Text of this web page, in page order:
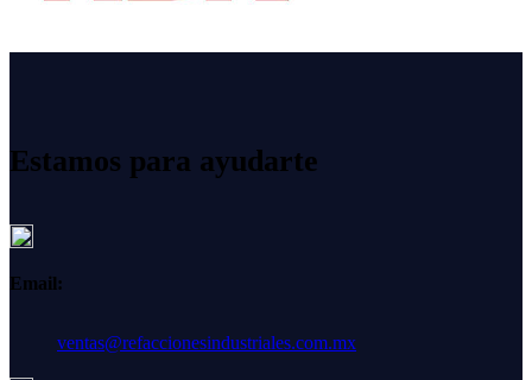
Estamos para ayudarte
Email:
ventas@refaccionesindustriales.com.mx